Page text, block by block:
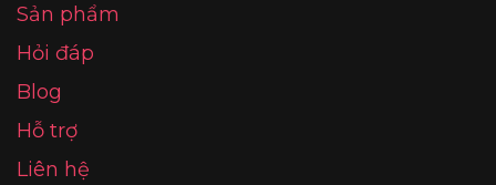
Sản phẩm
Hỏi đáp
Blog
Hỗ trợ
Liên hệ